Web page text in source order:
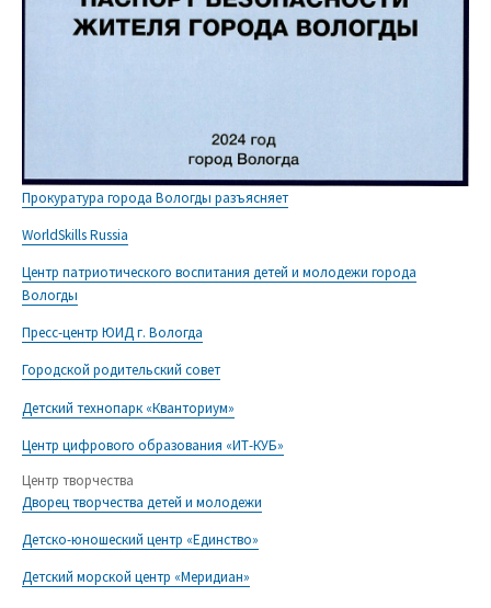
Прокуратура города Вологды разъясняет
WorldSkills Russia
Центр патриотического воспитания детей и молодежи города
Вологды
Пресс-центр ЮИД г. Вологда
Городской родительский совет
Детский технопарк «Кванториум»
Центр цифрового образования «ИТ-КУБ»
Центр творчества
Дворец творчества детей и молодежи
Детско-юношеский центр «Единство»
Детский морской центр «Меридиан»